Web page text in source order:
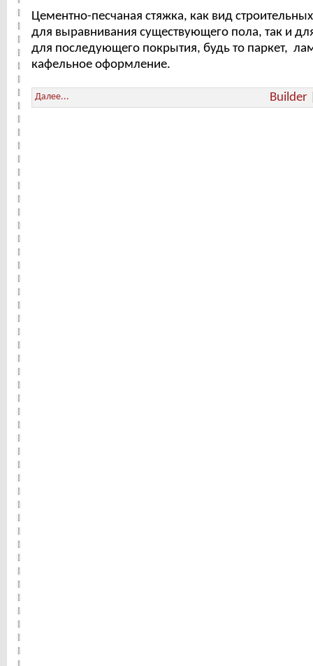
Цементно-песчаная стяжка, как вид
для выравнивания существующего пола, так и
для последующего покрытия, будь то паркет,
кафельное оформление.
Далее... Builder